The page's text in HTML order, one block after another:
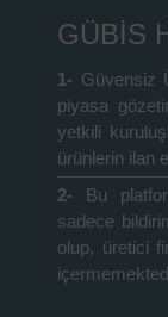
GÜBİS
1- Güvensiz
piyasa
yetkili
ürünlerin ilan
2-
Bu
sadece
olup, üretici